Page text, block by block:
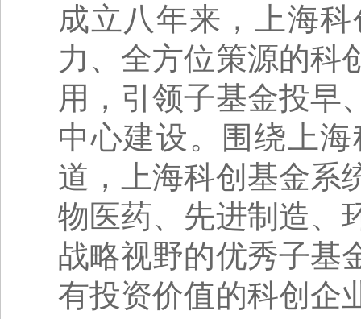
成立八年来，上海
力、全方位策源的科
用，引领子基金投早
中心建设。围绕上
道，上海科创基金系
物医药、先进制造、
战略视野的优秀子基
有投资价值的科创企